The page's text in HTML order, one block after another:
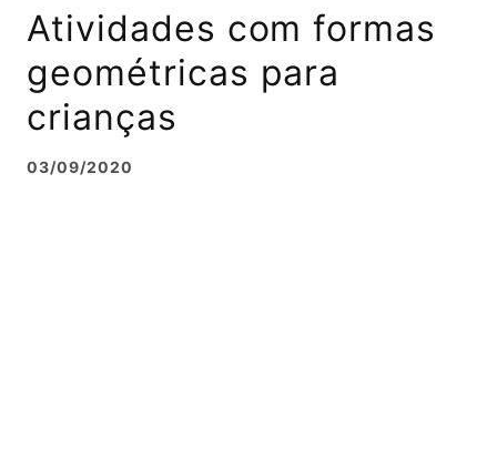
Atividades com formas
geométricas para
crianças
03/09/2020